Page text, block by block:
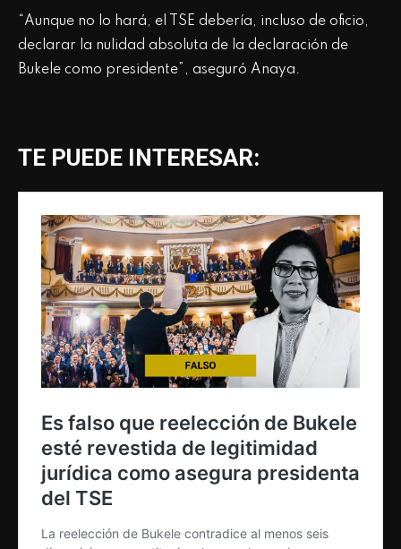
“Aunque no lo hará, el TSE debería, incluso de oficio,
declarar la nulidad absoluta de la declaración de
Bukele como presidente”, aseguró Anaya.
TE PUEDE INTERESAR: